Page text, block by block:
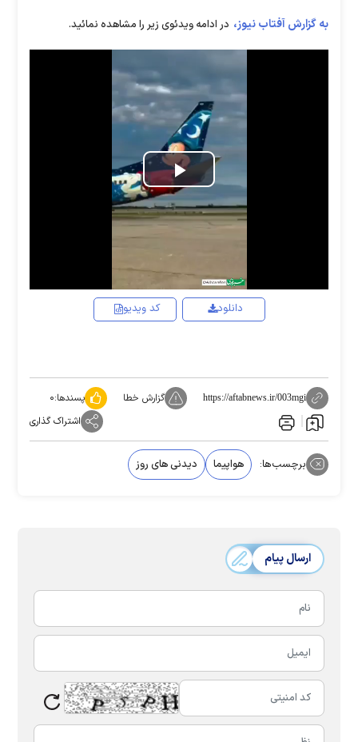
به گزارش آفتاب نیوز، در ادامه ویدئوی زیر را مشاهده نمائید.
Play
Video
کد ویدیو دانلود
https://aftabnews.ir/003mgi گزارش خطا پسندها:۰
اشتراک گذاری
برچسب‌ها: هواپیما دیدنی های روز
ارسال پیام